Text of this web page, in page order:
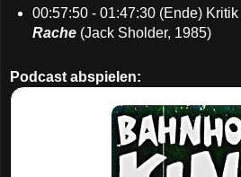
00:57:50 - 01:47:30 (Ende) Kritik
Rache(Jack Sholder, 1985)
Podcast abspielen: